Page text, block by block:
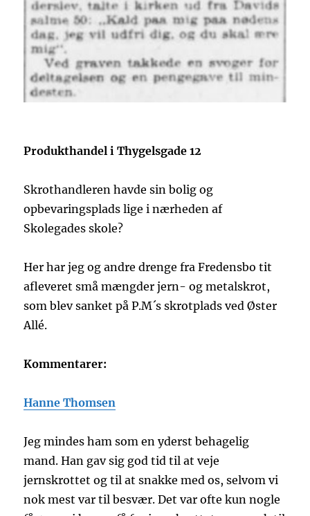
Produkthandel i Thygelsgade 12
Skrothandleren havde sin bolig og
opbevaringsplads lige i nærheden af
Skolegades skole?
Her har jeg og andre drenge fra Fredensbo tit
afleveret små mængder jern- og metalskrot,
som blev sanket på P.M´s skrotplads ved Øster
Allé.
Kommentarer:
Hanne Thomsen
Jeg mindes ham som en yderst behagelig
mand. Han gav sig god tid til at veje
jernskrottet og til at snakke med os, selvom vi
nok mest var til besvær. Det var ofte kun nogle